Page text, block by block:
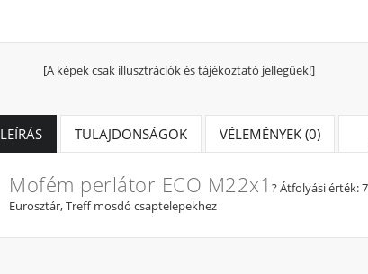
[A képek csak illusztrációk és tájékoztató jellegűek!]
LEÍRÁS TULAJDONSÁGOK VÉLEMÉNYEK (0)
Mofém perlátor ECO M22x1 ? Átfolyási érték:
Eurosztár, Treff mosdó csaptelepekhez